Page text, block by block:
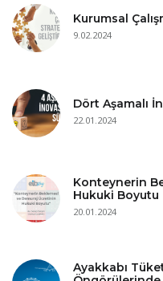
Kurumsal
9.02.2024
Dört Aşamalı
22.01.2024
Konteynerin
Hukuki Boyutu
20.01.2024
Ayakkabı